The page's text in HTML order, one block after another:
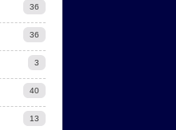
36
36
3
40
13